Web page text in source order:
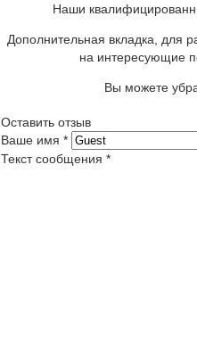
Наши
Дополнительная вкладка, для
на интересующие
Вы можете
Оставить отзыв
Ваше имя *
Текст сообщения *